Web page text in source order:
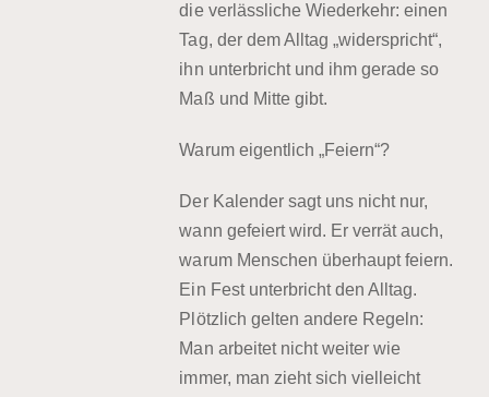
die verlässliche Wiederkehr: einen
Tag, der dem Alltag „widerspricht“,
ihn unterbricht und ihm gerade so
Maß und Mitte gibt.
Warum eigentlich „Feiern“?
Der Kalender sagt uns nicht nur,
wann gefeiert wird. Er verrät auch,
warum Menschen überhaupt feiern.
Ein Fest unterbricht den Alltag.
Plötzlich gelten andere Regeln:
Man arbeitet nicht weiter wie
immer, man zieht sich vielleicht